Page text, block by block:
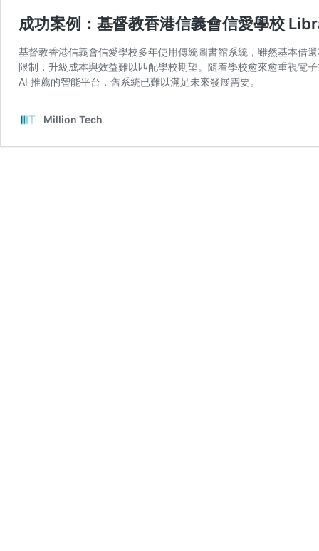
成功案例：基督教香港信義會信愛學校
基督教香港信義會信愛學校多年使用傳統圖書館系統，雖然基本借
限制，升級成本與效益難以匹配學校期望。隨着學校愈來愈重視電
AI 推薦的智能平台，舊系統已難以滿足未來發展需要。
Million Tech